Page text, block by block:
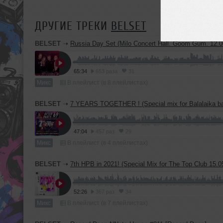
ДРУГИЕ ТРЕКИ BELSET
BELSET ➝ Russia Day Set (Milo Concert Hall. Goom Gum.
65:34
Микс
BELSET ➝ 7 YEARS TOGETHER ! (Special mix for Balalaika bar
47:04
Микс
BELSET ➝ 7th HPB in 2021! (Special Mix for The Top Club
52:26
Микс